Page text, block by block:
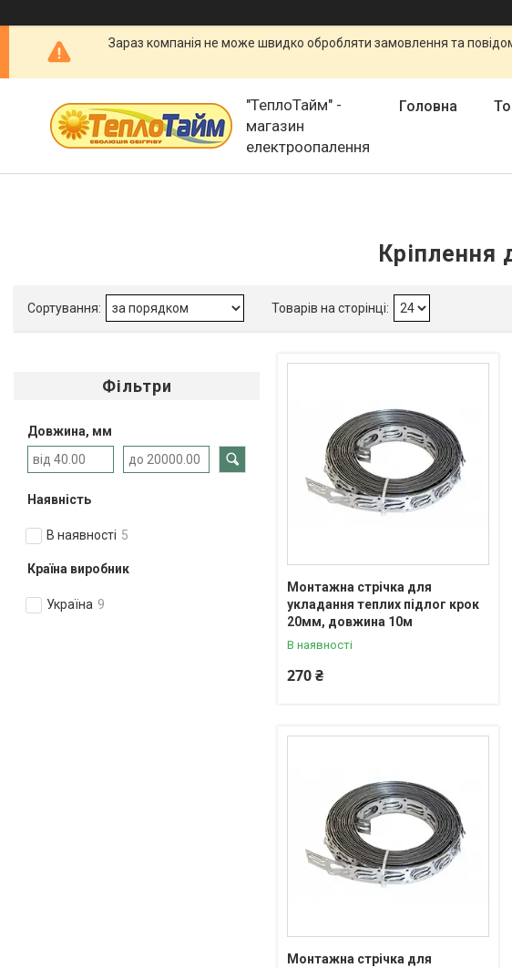
Зараз компанія не може швидко обробляти замовлення та
"ТеплоТайм" -
магазин
електроопалення
Головна
Кріплення
Фільтри
Довжина, мм
Наявність
В наявності 5
Країна виробник
Україна 9
Монтажна стрічка для
укладання теплих підлог крок
20мм, довжина 10м
В наявності
270 ₴
Монтажна стрічка для